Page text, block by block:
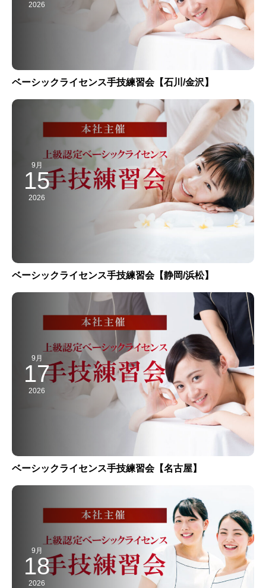
2026
ベーシックライセンス手技練習会【石川/金沢】
9月
15
2026
ベーシックライセンス手技練習会【静岡/浜松】
9月
17
2026
ベーシックライセンス手技練習会【名古屋】
9月
18
2026